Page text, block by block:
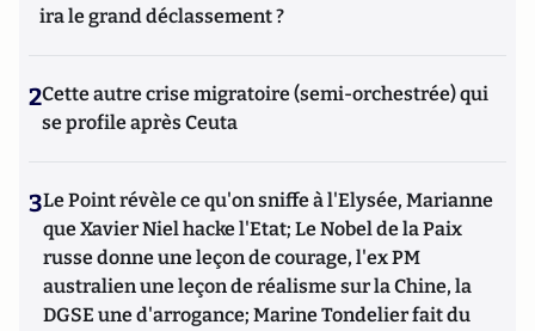
ira le grand déclassement ?
2Cette autre crise migratoire (semi-orchestrée) qui
se profile après Ceuta
3Le Point révèle ce qu'on sniffe à l'Elysée, Marianne
que Xavier Niel hacke l'Etat; Le Nobel de la Paix
russe donne une leçon de courage, l'ex PM
australien une leçon de réalisme sur la Chine, la
DGSE une d'arrogance; Marine Tondelier fait du